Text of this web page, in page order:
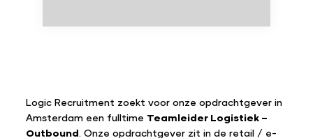
Logic Recruitment zoekt voor onze opdrachtgever in
Amsterdam een fulltime Teamleider Logistiek –
Outbound . Onze opdrachtgever zit in de retail / e-